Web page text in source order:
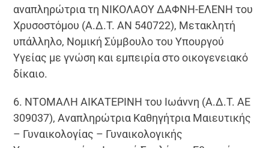
αναπληρώτρια τη ΝΙΚΟΛΑΟΥ ΔΑΦΝΗ-ΕΛΕΝΗ του
Χρυσοστόμου (Α.Δ.Τ. ΑΝ 540722), Μετακλητή
υπάλληλο, Νομική Σύμβουλο του Υπουργού
Υγείας με γνώση και εμπειρία στο οικογενειακό
δίκαιο.
6. ΝΤΟΜΑΛΗ ΑΙΚΑΤΕΡΙΝΗ του Ιωάννη (Α.Δ.Τ. ΑΕ
309037), Αναπληρώτρια Καθηγήτρια Μαιευτικής
– Γυναικολογίας – Γυναικολογικής